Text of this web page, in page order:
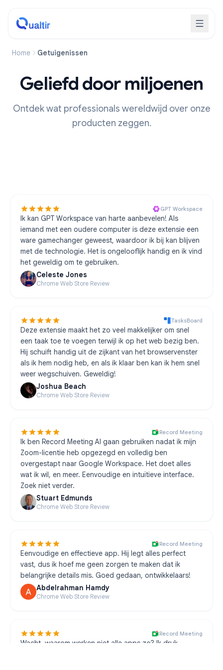
Home Getuigenissen
Geliefd door miljoenen
Ontdek wat professionals wereldwijd over onze
producten zeggen.
GPT Workspace
Ik kan GPT Workspace van harte aanbevelen! Als
iemand met een oudere computer is deze extensie een
ware gamechanger geweest, waardoor ik bij kan blijven
met de technologie. Het is ongelooflijk handig en ik vind
het geweldig om te gebruiken.
Celeste Jones
Chrome Web Store Review
TasksBoard
Deze extensie maakt het zo veel makkelijker om snel
een taak toe te voegen terwijl ik op het web bezig ben.
Hij schuift handig uit de zijkant van het browservenster
als ik hem nodig heb, en als ik klaar ben kan ik hem snel
weer wegschuiven. Geweldig!
Joshua Beach
Chrome Web Store Review
Record Meeting
Ik ben Record Meeting AI gaan gebruiken nadat ik mijn
Zoom-licentie heb opgezegd en volledig ben
overgestapt naar Google Workspace. Het doet alles
wat ik wil, en meer. Eenvoudige en intuïtieve interface.
Zoek niet verder.
Stuart Edmunds
Chrome Web Store Review
Record Meeting
Eenvoudige en effectieve app. Hij legt alles perfect
vast, dus ik hoef me geen zorgen te maken dat ik
belangrijke details mis. Goed gedaan, ontwikkelaars!
Abdelrahman Hamdy
Chrome Web Store Review
Record Meeting
Wacht, waarom werken niet alle apps zo? Ik druk